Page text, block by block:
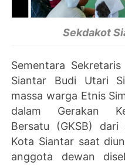
Sekdakot
Sementara
Siantar Budi Utari
massa warga Etnis
dalam Gerakan
Bersatu (GKSB)
Kota Siantar saat
anggota dewan